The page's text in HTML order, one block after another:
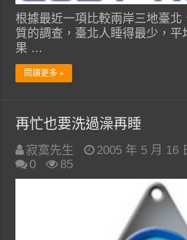
根據最近一項比較兩岸三地臺北
質的調查，臺北人睡得最少，平
果 …
閱讀更多 »
再忙也要洗過澡再睡
寂寞先生 2005 年 5 月 16
0
85